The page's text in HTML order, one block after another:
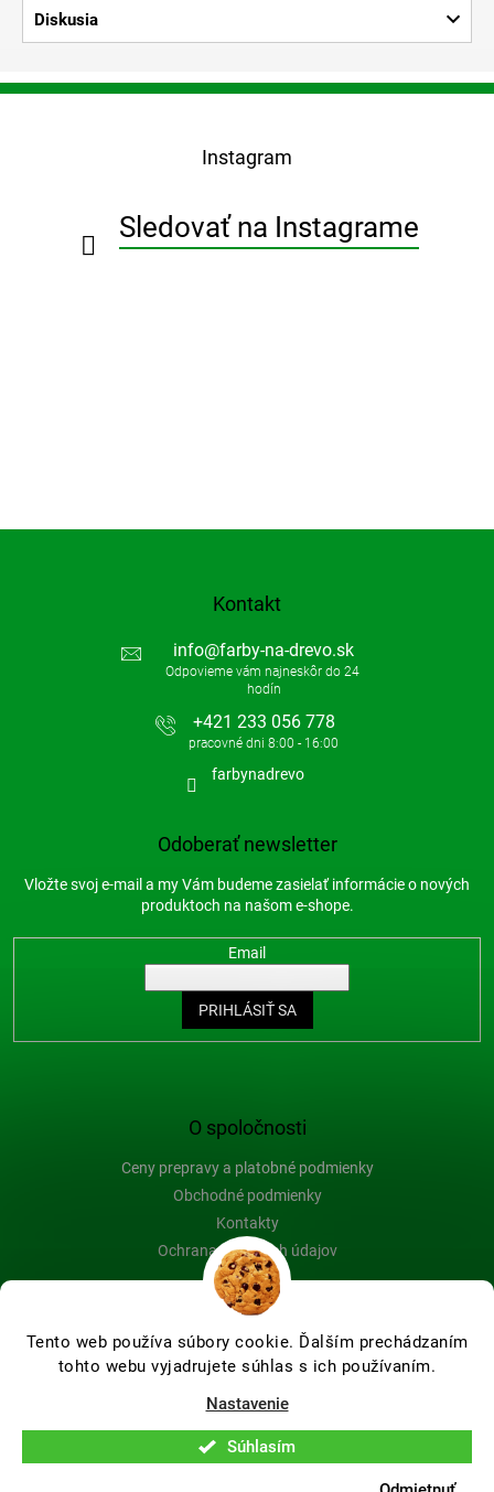
Tento web používa súbory cookie. Ďalším prechádzaním
tohto webu vyjadrujete súhlas s ich používaním.
Nastavenie
Súhlasím
Diskusia
Z
Instagram
Sledovať na Instagrame
O spoločnosti
Ceny prepravy a platobné podmienky
Obchodné podmienky
Kontakty
Ochrana osobných údajov
Blog
Kontakt
info@farby-na-drevo.sk
+421 233 056 778
farbynadrevo
Odoberať newsletter
Vložte svoj e-mail a my Vám budeme zasielať informácie o nových
produktoch na našom e-shope.
Email
PRIHLÁSIŤ SA
Farby-na-drevo.sk. Všetky práva vyhradené.